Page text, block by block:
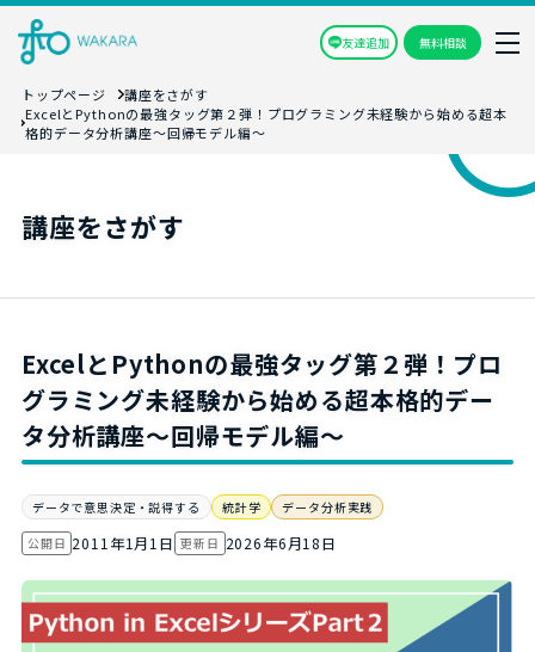
友達追加 無料相談
トップページ
講座をさがす
ExcelとPythonの最強タッグ第２弾！プログラミング未経験から始める超本
格的データ分析講座～回帰モデル編～
講座をさがす
ExcelとPythonの最強タッグ第２弾！プロ
グラミング未経験から始める超本格的デー
タ分析講座～回帰モデル編～
データで意思決定・説得する 統計学
データ分析実践
公開日 2011年1月1日 更新日 2026年6月18日